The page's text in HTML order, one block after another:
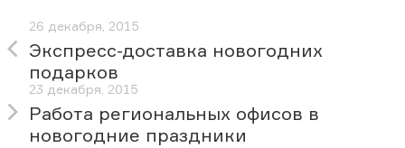
26 декабря, 2015
Экспресс-доставка новогодних
подарков
23 декабря, 2015
Работа региональных офисов в
новогодние праздники